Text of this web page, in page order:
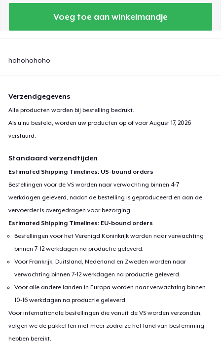
Voeg toe aan winkelmandje
hohohohoho
Verzendgegevens
Alle producten worden bij bestelling bedrukt.
Als u nu besteld, worden uw producten op of voorAugust 17, 2026
verstuurd.
Standaard verzendtijden
Estimated Shipping Timelines: US-bound orders
Bestellingen voor de VS worden naar verwachting binnen 4-7
werkdagen geleverd, nadat de bestelling is geproduceerd en aan de
vervoerder is overgedragen voor bezorging.
Estimated Shipping Timelines: EU-bound orders
Bestellingen voor het Verenigd Koninkrijk worden naar verwachting
binnen 7-12 werkdagen na productie geleverd.
Voor Frankrijk, Duitsland, Nederland en Zweden worden naar
verwachting binnen 7-12 werkdagen na productie geleverd.
Voor alle andere landen in Europa worden naar verwachting binnen
10-16 werkdagen na productie geleverd.
Voor internationale bestellingen die vanuit de VS worden verzonden,
volgen we de pakketten niet meer zodra ze het land van bestemming
hebben bereikt.